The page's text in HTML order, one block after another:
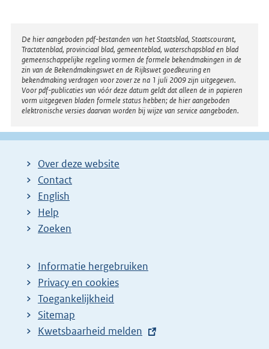
Disclaimer
De hier aangeboden pdf-bestanden van het Staatsblad, Staatscourant,
Tractatenblad, provinciaal blad, gemeenteblad, waterschapsblad en blad
gemeenschappelijke regeling vormen de formele bekendmakingen in de
zin van de Bekendmakingswet en de Rijkswet goedkeuring en
bekendmaking verdragen voor zover ze na 1 juli 2009 zijn uitgegeven.
Voor pdf-publicaties van vóór deze datum geldt dat alleen de in papieren
vorm uitgegeven bladen formele status hebben; de hier aangeboden
elektronische versies daarvan worden bij wijze van service aangeboden.
Over deze website
Contact
English
Help
Zoeken
Informatie hergebruiken
Privacy en cookies
Toegankelijkheid
Sitemap
E
Kwetsbaarheid melden